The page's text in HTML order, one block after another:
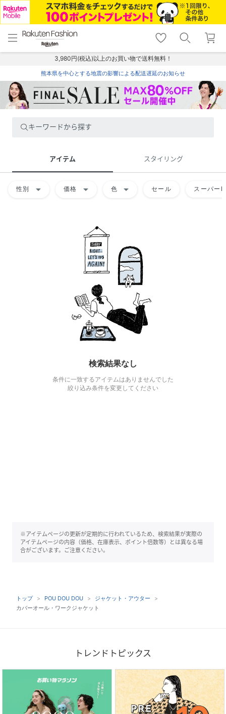
menu home
トップ
shopping_cart lock_outline
ログイン
3,980円(税込)以上のお買い物で送料無料！
熊本県を中心とする地震の影響による配送遅延のお知らせ
キーワードから探す
アイテム スタイリング
性別 arrow_drop_down 価格 arrow_drop_down 色 arrow_drop_down セール スーパー
検索結果なし
条件に一致するアイテムはありませんでした
絞り込み条件を変更してください
※アイテムページの更新が定期的に行われているため、検索結果が実際の
アイテムページの内容（価格、在庫表示、ポイント倍数等）とは異なる場
合がございます。ご注意ください。
トップ POU DOU DOU
ジャケット・アウター
カバーオール・ワークジャケット
トレンドトピックス